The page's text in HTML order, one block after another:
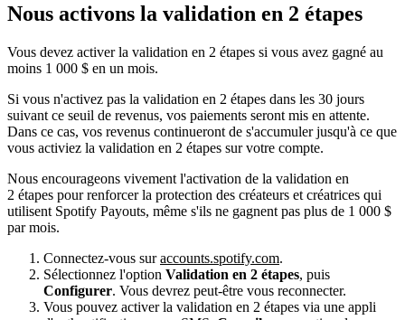
Nous activons la validation en 2 étapes
Vous devez activer la validation en 2 étapes si vous avez gagné au
moins 1 000 $ en un mois.
Si vous n'activez pas la validation en 2 étapes dans les 30 jours
suivant ce seuil de revenus, vos paiements seront mis en attente.
Dans ce cas, vos revenus continueront de s'accumuler jusqu'à ce que
vous activiez la validation en 2 étapes sur votre compte.
Nous encourageons vivement l'activation de la validation en
2 étapes pour renforcer la protection des créateurs et créatrices qui
utilisent Spotify Payouts, même s'ils ne gagnent pas plus de 1 000 $
par mois.
Connectez-vous suraccounts.spotify.com.
Sélectionnez l'option Validation en 2 étapes, puis
Configurer. Vous devrez peut-être vous reconnecter.
Vous pouvez activer la validation en 2 étapes via une appli